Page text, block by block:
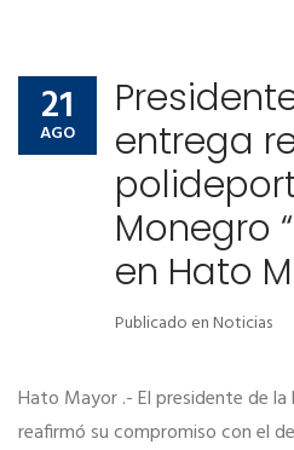
21
AGO
entrega
Monegro
en Hato
Publicado enNoticias
Hato Mayor .- El presidente de la
reafirmó su compromiso con el